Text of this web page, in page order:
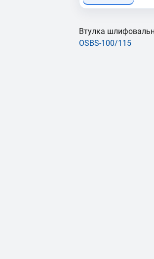
Втулка
OSBS-100/115